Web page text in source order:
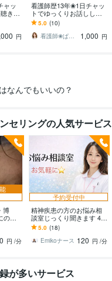
ャッ
きま
ラ
軽に
円
看護師歴13年❀1日チャッ
トでゆっくりお話ししま
す 24時間あたなに寄り添
います❀雑談❀ご相談❀聞
いてみたい事❀
5.0 (10)
看護師❀ぱる❀心のケアステーション
1,000 円
なんでもいいの？
セリングの人気サービス
博
り
学
よ
ぞ円 /分
予約受付中
精神疾患の方のお悩み相
談室じっくり聞きます 48
時間以内にあなただけの
Word資料を無料でお届け
します
5.0 (18)
Emikoナース 120 円 /分
が多いサービス